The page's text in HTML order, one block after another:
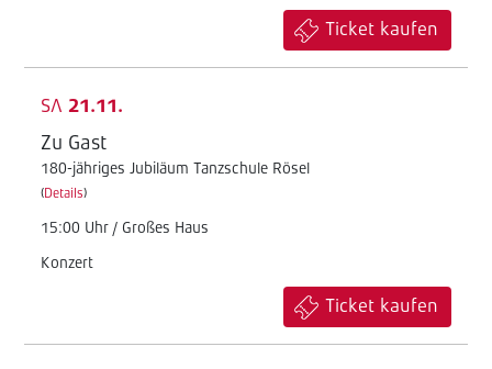
Ticket kaufen
SA 21.11.
Zu Gast
180-jähriges Jubiläum Tanzschule Rösel
(Details)
15:00 Uhr / Großes Haus
Konzert
Ticket kaufen